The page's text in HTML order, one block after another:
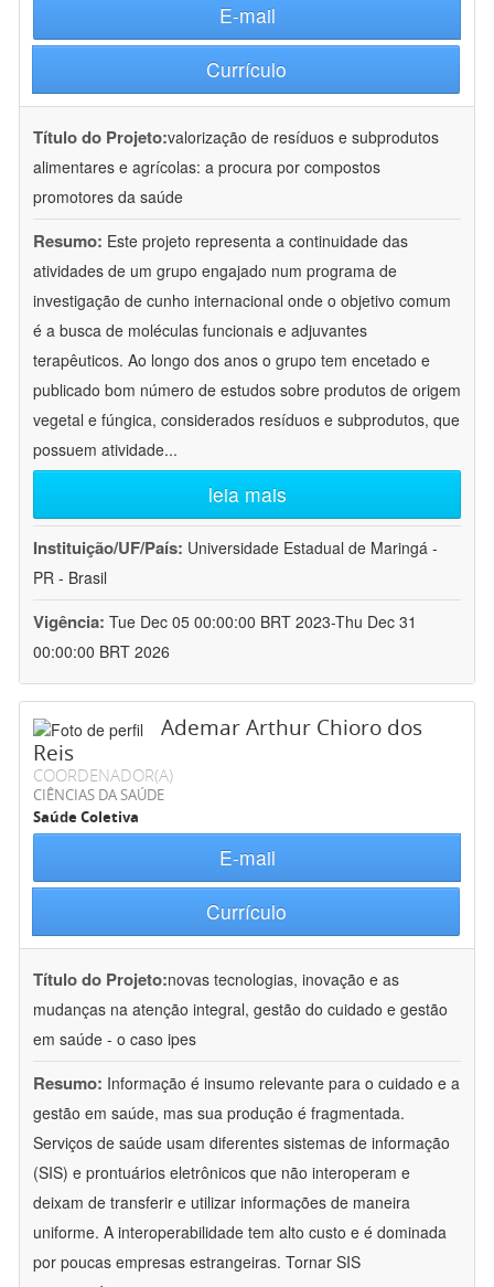
E-mail
Currículo
Título do Projeto:valorização de resíduos e subprodutos
alimentares e agrícolas: a procura por compostos
promotores da saúde
Resumo: Este projeto representa a continuidade das
atividades de um grupo engajado num programa de
investigação de cunho internacional onde o objetivo comum
é a busca de moléculas funcionais e adjuvantes
terapêuticos. Ao longo dos anos o grupo tem encetado e
publicado bom número de estudos sobre produtos de origem
vegetal e fúngica, considerados resíduos e subprodutos, que
possuem atividade...
leia mais
Instituição/UF/País: Universidade Estadual de Maringá -
PR - Brasil
Vigência: Tue Dec 05 00:00:00 BRT 2023-Thu Dec 31
00:00:00 BRT 2026
Ademar Arthur Chioro dos
Reis
COORDENADOR(A)
CIÊNCIAS DA SAÚDE
Saúde Coletiva
E-mail
Currículo
Título do Projeto:novas tecnologias, inovação e as
mudanças na atenção integral, gestão do cuidado e gestão
em saúde - o caso ipes
Resumo: Informação é insumo relevante para o cuidado e a
gestão em saúde, mas sua produção é fragmentada.
Serviços de saúde usam diferentes sistemas de informação
(SIS) e prontuários eletrônicos que não interoperam e
deixam de transferir e utilizar informações de maneira
uniforme. A interoperabilidade tem alto custo e é dominada
por poucas empresas estrangeiras. Tornar SIS